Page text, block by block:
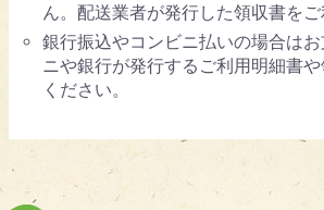
ん。配送業者が発行した領収書をご
銀行振込やコンビニ払いの場合は
ニや銀行が発行するご利用明細書
ください。